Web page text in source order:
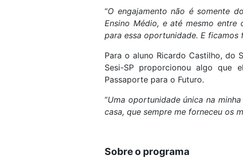
“O engajamento não é somente
Ensino Médio, e até mesmo
para essa oportunidade. E
Para o aluno Ricardo Castilho, do
Sesi-SP proporcionou algo que
Passaporte para o Futuro.
“Uma oportunidade única na
casa, que sempre me forneceu os
Sobre o programa